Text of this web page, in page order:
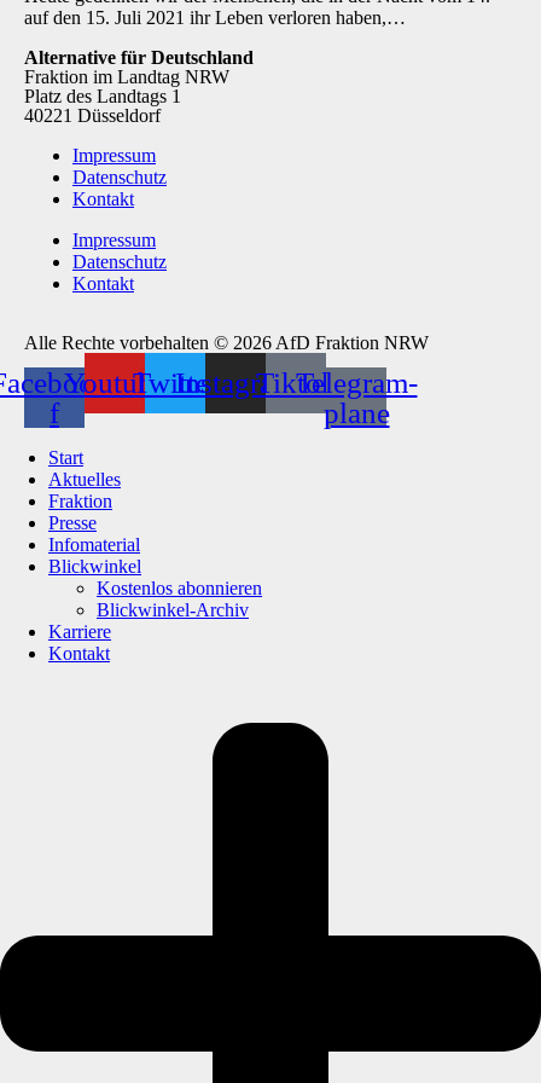
auf den 15. Juli 2021 ihr Leben verloren haben,…
Alternative für Deutschland
Fraktion im Landtag NRW
Platz des Landtags 1
40221 Düsseldorf
Impressum
Datenschutz
Kontakt
Impressum
Datenschutz
Kontakt
Alle Rechte vorbehalten © 2026 AfD Fraktion NRW
f
YoutubeTwitterInstagramTiktokTelegram-
plane
Start
Aktuelles
Fraktion
Presse
Infomaterial
Blickwinkel
Kostenlos abonnieren
Blickwinkel-Archiv
Karriere
Kontakt